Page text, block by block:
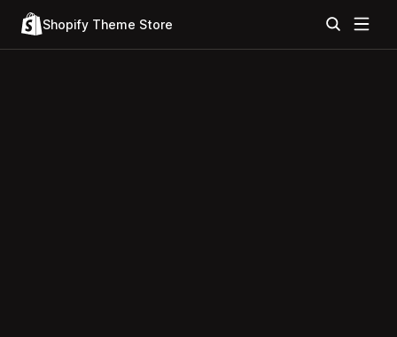
Shopify Theme Store